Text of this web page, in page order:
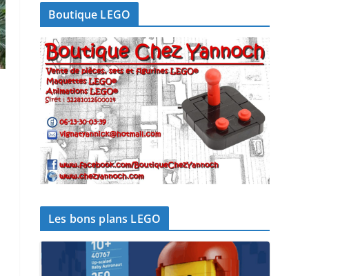
Boutique LEGO
Les bons plans LEGO